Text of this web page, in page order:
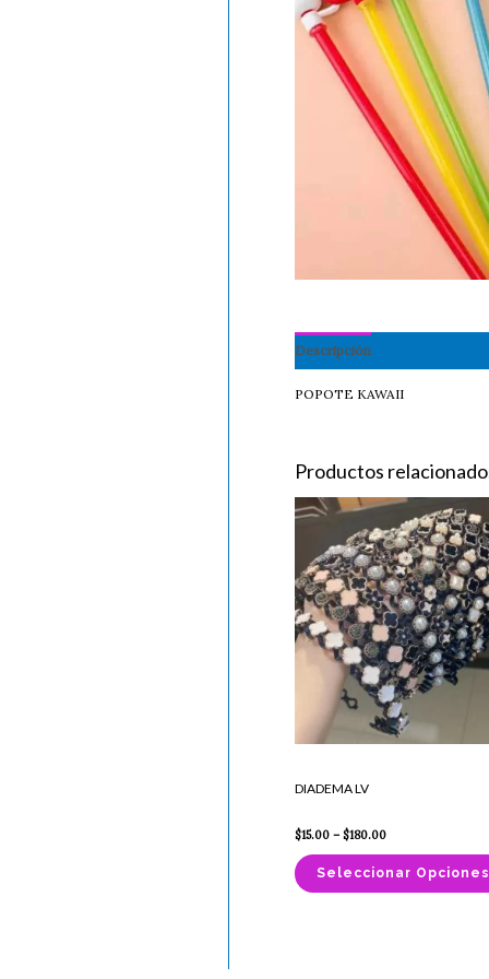
Descripción
POPOTE KAWAII
Productos
DIADEMA LV
$15.00 – $180.00
Price
range:
$15.00
through
$180.00
Seleccionar Opciones